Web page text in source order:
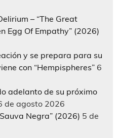
– “The Great
Egg Of Empathy” (2026)
y se prepara para su
con “Hempispheres” 6
adelanto de su próximo
de agosto 2026
Negra” (2026) 5 de